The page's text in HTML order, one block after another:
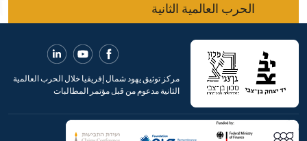
الحرب العالمية الثانية
مركز توثيق يهود شمال إفريقيا خلال الحرب العالمية
الثانية مدعوم من قبل مؤتمر المطالبات